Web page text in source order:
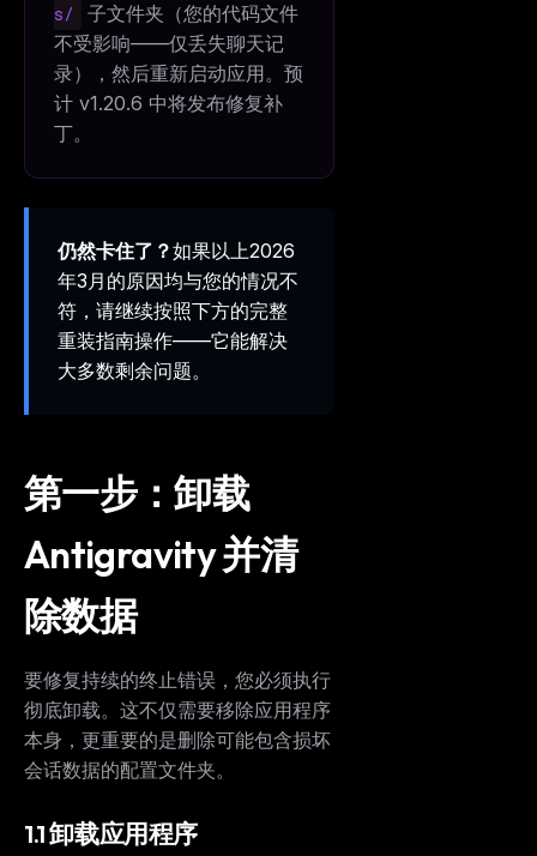
s/
子文件夹（您的代码文件
不受影响——仅丢失聊天记
录），然后重新启动应用。预
计 v1.20.6 中将发布修复补
丁。
仍然卡住了？如果以上2026
年3月的原因均与您的情况不
符，请继续按照下方的完整
重装指南操作——它能解决
大多数剩余问题。
第一步：卸载
Antigravity 并清
除数据
要修复持续的终止错误，您必须执行
彻底卸载。这不仅需要移除应用程序
本身，更重要的是删除可能包含损坏
会话数据的配置文件夹。
1.1 卸载应用程序